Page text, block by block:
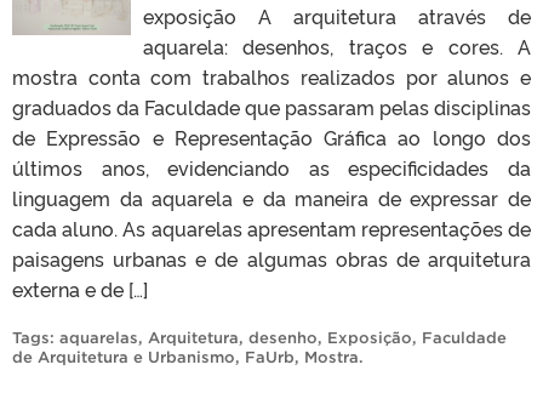
exposição A arquitetura através de
aquarela: desenhos, traços e cores. A
mostra conta com trabalhos realizados por alunos e
graduados da Faculdade que passaram pelas disciplinas
de Expressão e Representação Gráfica ao longo dos
últimos anos, evidenciando as especificidades da
linguagem da aquarela e da maneira de expressar de
cada aluno. As aquarelas apresentam representações de
paisagens urbanas e de algumas obras de arquitetura
externa e de […]
Tags: aquarelas, Arquitetura, desenho, Exposição, Faculdade
de Arquitetura e Urbanismo, FaUrb, Mostra.